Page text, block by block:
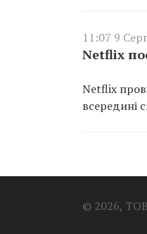
11:07 9
Netflix
Netflix
всередині
© 2026,